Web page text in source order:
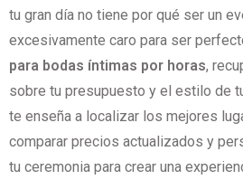
tu gran día no tiene por qué ser un
excesivamente caro para ser
para bodas íntimas por horas,
sobre tu presupuesto y el estilo de
te enseña a localizar los mejores
comparar precios actualizados y
tu ceremonia para crear una